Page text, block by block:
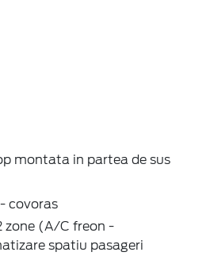
montata in partea de sus
covoras
zone (A/C freon -
spatiu pasageri